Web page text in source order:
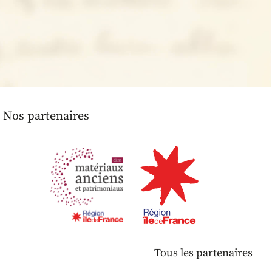
Nos partenaires
Tous les partenaires